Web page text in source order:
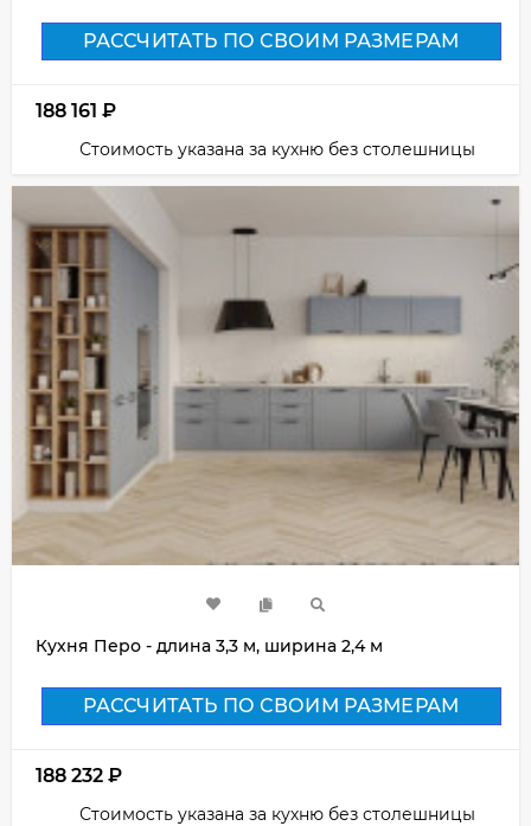
РАССЧИТАТЬ ПО СВОИМ РАЗМЕРАМ
188 161 ₽
Стоимость указана за кухню без столешницы
Кухня Перо - длина 3,3 м, ширина 2,4 м
РАССЧИТАТЬ ПО СВОИМ РАЗМЕРАМ
188 232 ₽
Стоимость указана за кухню без столешницы